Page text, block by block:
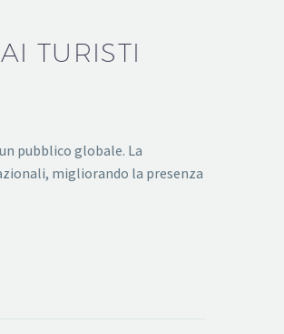
TURISTI
pubblico globale. La
migliorando la presenza